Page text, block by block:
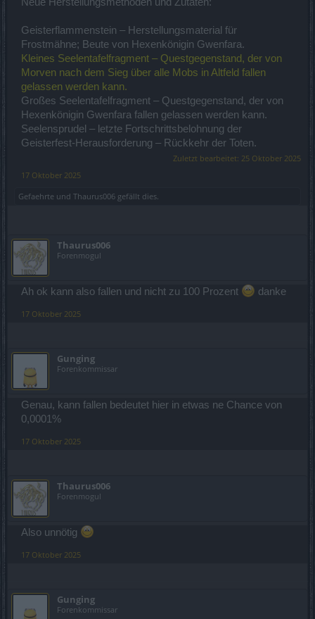
Geisterflammenstein – Herstellungsmaterial für
Frostmähne; Beute von Hexenkönigin Gwenfara.
Kleines Seelentafelfragment – Questgegenstand, der von
Morven nach dem Sieg über alle Mobs in Altfeld fallen
gelassen werden kann.
Großes Seelentafelfragment – Questgegenstand, der von
Hexenkönigin Gwenfara fallen gelassen werden kann.
Seelensprudel – letzte Fortschrittsbelohnung der
Geisterfest-Herausforderung – Rückkehr der Toten.
Zuletzt bearbeitet: 25 Oktober 2025
17 Oktober 2025
Gefaehrte und Thaurus006 gefällt dies.
Thaurus006
Forenmogul
Ah ok kann also fallen und nicht zu 100 Prozent danke
17 Oktober 2025
Gunging
Forenkommissar
Genau, kann fallen bedeutet hier in etwas ne Chance von
0,0001%
17 Oktober 2025
Thaurus006
Forenmogul
Also unnötig
17 Oktober 2025
Gunging
Forenkommissar